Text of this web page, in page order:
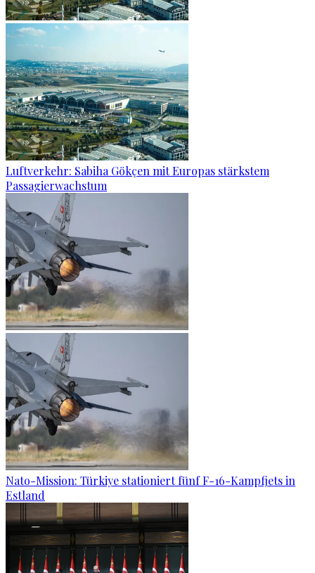
Luftverkehr: Sabiha Gökçen mit Europas stärkstem
Passagierwachstum
Nato-Mission: Türkiye stationiert fünf F-16-Kampfjets in
Estland